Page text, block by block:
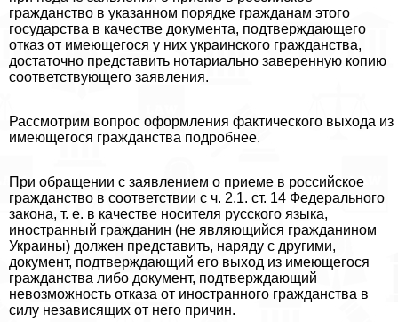
гражданство в указанном порядке гражданам этого
государства в качестве документа, подтверждающего
отказ от имеющегося у них украинского гражданства,
достаточно представить нотариально заверенную копию
соответствующего заявления.
Рассмотрим вопрос оформления фактического выхода из
имеющегося гражданства подробнее.
При обращении с заявлением о приеме в российское
гражданство в соответствии с ч. 2.1. ст. 14 Федерального
закона, т. е. в качестве носителя русского языка,
иностранный гражданин (не являющийся гражданином
Украины) должен представить, наряду с другими,
документ, подтверждающий его выход из имеющегося
гражданства либо документ, подтверждающий
невозможность отказа от иностранного гражданства в
силу независящих от него причин.